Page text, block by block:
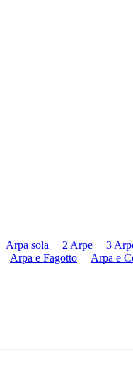
Arpa sola 2 Arpe 3
Arpa e Fagotto Arpa e